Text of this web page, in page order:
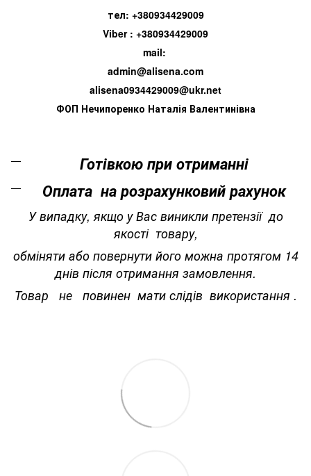
тел: +380934429009
Viber : +380934429009
mail:
admin@alisena.com
alisena0934429009@ukr.net
ФОП Нечипоренко Наталія Валентинівна
Готівкою при отриманні
Оплата на розрахунковий рахунок
У випадку, якщо у Вас виникли претензії до
якості товару,
обміняти або повернути його можна протягом 14
днів після отримання замовлення.
Товар не повинен мати слідів використання .